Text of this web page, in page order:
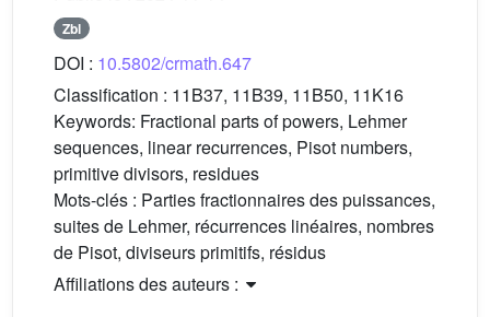
Zbl
DOI : 10.5802/crmath.647
Classification : 11B37, 11B39, 11B50, 11K16
Keywords: Fractional parts of powers, Lehmer
sequences, linear recurrences, Pisot numbers,
primitive divisors, residues
Mots-clés : Parties fractionnaires des puissances,
suites de Lehmer, récurrences linéaires, nombres
de Pisot, diviseurs primitifs, résidus
Affiliations des auteurs :